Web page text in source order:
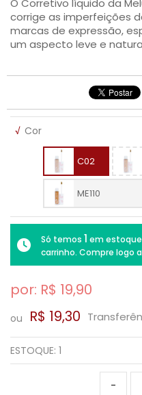
SAÚDE DIGESTIVA
O Corretivo líquido da
corrige as imperfeições
marcas de expressão,
um aspecto leve e
√ Cor
C02
ME110
Só temos 1 em
carrinho. Compre logo
por: R$ 19,90
ou R$ 19,30
ESTOQUE: 1
-